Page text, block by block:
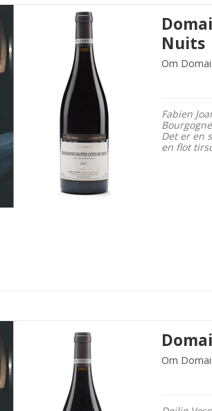
Nuits
Om
Fabien
Det er en
en flot
Om